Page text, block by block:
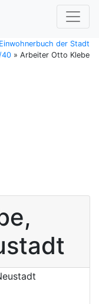
Einwohnerbuch der Stadt
40 » Arbeiter Otto Klebe
,